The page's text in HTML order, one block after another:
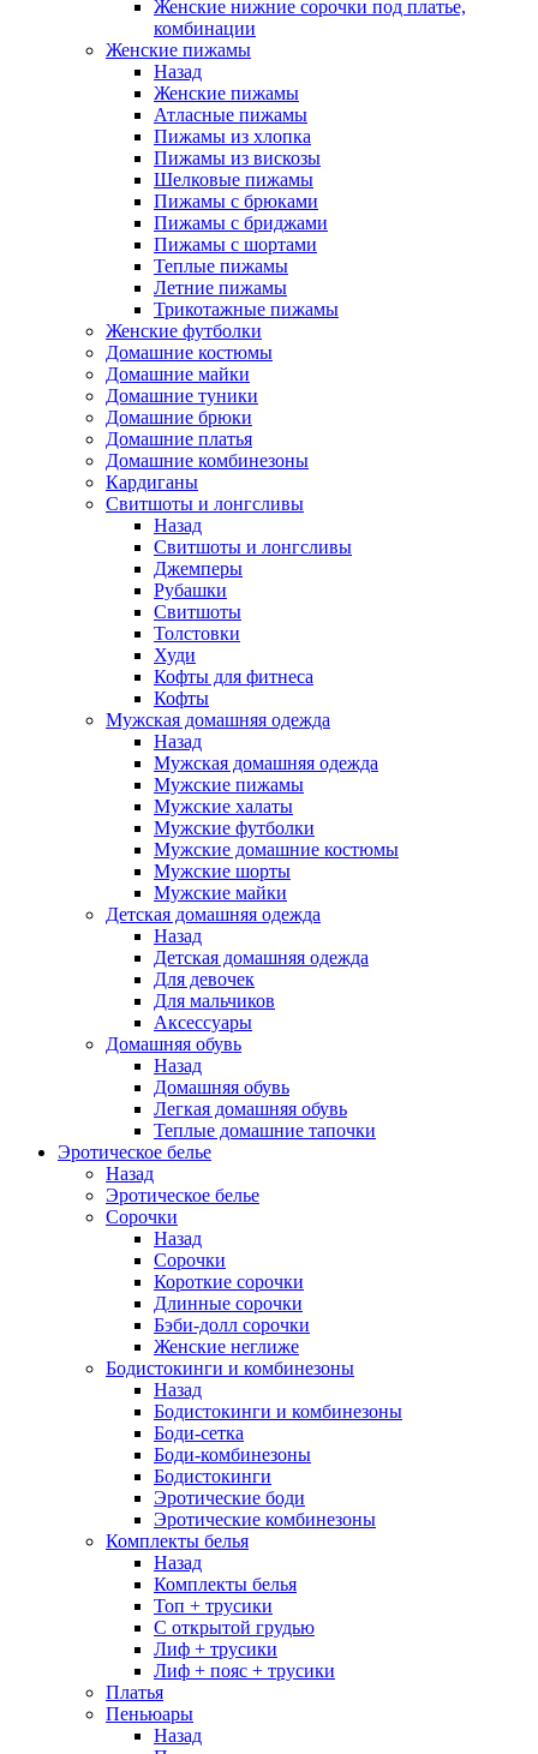
Женские нижние сорочки под платье,
комбинации
Женские пижамы
Назад
Женские пижамы
Атласные пижамы
Пижамы из хлопка
Пижамы из вискозы
Шелковые пижамы
Пижамы с брюками
Пижамы с бриджами
Пижамы с шортами
Теплые пижамы
Летние пижамы
Трикотажные пижамы
Женские футболки
Домашние костюмы
Домашние майки
Домашние туники
Домашние брюки
Домашние платья
Домашние комбинезоны
Кардиганы
Свитшоты и лонгсливы
Назад
Свитшоты и лонгсливы
Джемперы
Рубашки
Свитшоты
Толстовки
Худи
Кофты для фитнеса
Кофты
Мужская домашняя одежда
Назад
Мужская домашняя одежда
Мужские пижамы
Мужские халаты
Мужские футболки
Мужские домашние костюмы
Мужские шорты
Мужские майки
Детская домашняя одежда
Назад
Детская домашняя одежда
Для девочек
Для мальчиков
Аксессуары
Домашняя обувь
Назад
Домашняя обувь
Легкая домашняя обувь
Теплые домашние тапочки
Эротическое белье
Назад
Эротическое белье
Сорочки
Назад
Сорочки
Короткие сорочки
Длинные сорочки
Бэби-долл сорочки
Женские неглиже
Бодистокинги и комбинезоны
Назад
Бодистокинги и комбинезоны
Боди-сетка
Боди-комбинезоны
Бодистокинги
Эротические боди
Эротические комбинезоны
Комплекты белья
Назад
Комплекты белья
Топ + трусики
С открытой грудью
Лиф + трусики
Лиф + пояс + трусики
Платья
Пеньюары
Назад